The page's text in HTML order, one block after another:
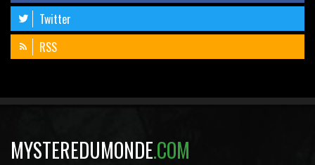
Twitter
RSS
MYSTEREDUMONDE.COM